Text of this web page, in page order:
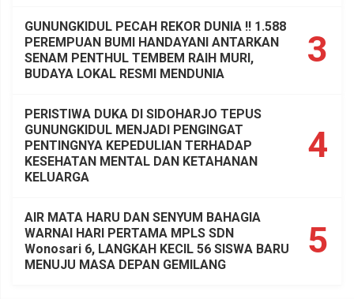
3
GUNUNGKIDUL PECAH REKOR DUNIA !! 1.588
PEREMPUAN BUMI HANDAYANI ANTARKAN
SENAM PENTHUL TEMBEM RAIH MURI,
BUDAYA LOKAL RESMI MENDUNIA
4
PERISTIWA DUKA DI SIDOHARJO TEPUS
GUNUNGKIDUL MENJADI PENGINGAT
PENTINGNYA KEPEDULIAN TERHADAP
KESEHATAN MENTAL DAN KETAHANAN
KELUARGA
5
AIR MATA HARU DAN SENYUM BAHAGIA
WARNAI HARI PERTAMA MPLS SDN
Wonosari 6, LANGKAH KECIL 56 SISWA BARU
MENUJU MASA DEPAN GEMILANG